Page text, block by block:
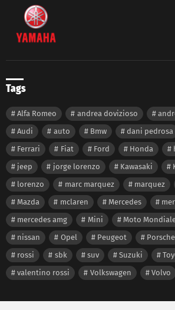
Tags
Alfa Romeo andrea dovizioso
Audi
auto Bmw dani pedrosa
Ferrari
Fiat Ford Honda
jeep
jorge lorenzo Kawasaki
lorenzo
marc marquez marquez
Mazda
mclaren Mercedes
mercedes amg
Mini Moto
nissan
Opel Peugeot Porsche
rossi
sbk suv Suzuki
valentino rossi
Volkswagen Volvo